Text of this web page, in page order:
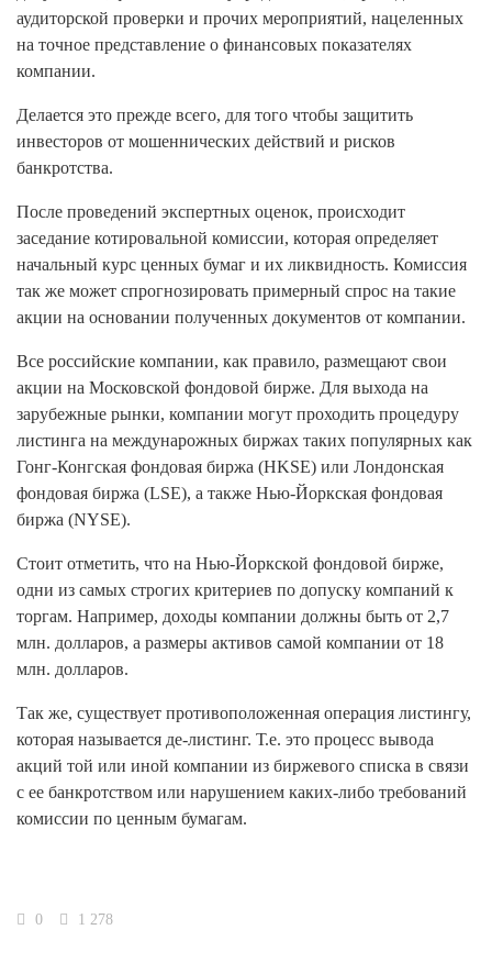
аудиторской проверки и прочих мероприятий, нацеленных
на точное представление о финансовых показателях
компании.
Делается это прежде всего, для того чтобы защитить
инвесторов от мошеннических действий и рисков
банкротства.
После проведений экспертных оценок, происходит
заседание котировальной комиссии, которая определяет
начальный курс ценных бумаг и их ликвидность. Комиссия
так же может спрогнозировать примерный спрос на такие
акции на основании полученных документов от компании.
Все российские компании, как правило, размещают свои
акции на Московской фондовой бирже. Для выхода на
зарубежные рынки, компании могут проходить процедуру
листинга на междунарожных биржах таких популярных как
Гонг-Конгская фондовая биржа (HKSE) или Лондонская
фондовая биржа (LSE), а также Нью-Йоркская фондовая
биржа (NYSE).
Стоит отметить, что на Нью-Йоркской фондовой бирже,
одни из самых строгих критериев по допуску компаний к
торгам. Например, доходы компании должны быть от 2,7
млн. долларов, а размеры активов самой компании от 18
млн. долларов.
Так же, существует противоположенная операция листингу,
которая называется де-листинг. Т.е. это процесс вывода
акций той или иной компании из биржевого списка в связи
с ее банкротством или нарушением каких-либо требований
комиссии по ценным бумагам.
0 1 278